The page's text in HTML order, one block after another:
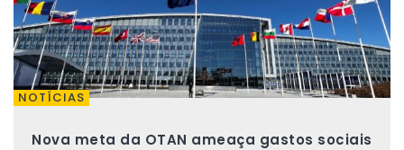
NOTÍCIAS
Nova meta da OTAN ameaça gastos sociais